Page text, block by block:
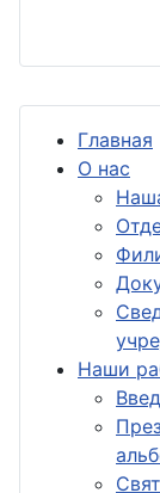
Главная
О нас
Наши